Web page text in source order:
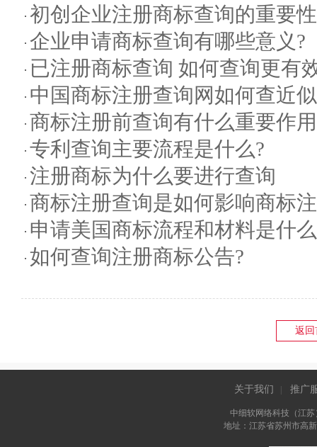
初创企业注册商标查询的重要
企业申请商标查询有哪些意义?
已注册商标查询 如何查询更有
中国商标注册查询网如何查近
商标注册前查询有什么重要作
专利查询主要流程是什么?
注册商标为什么要进行查询
商标注册查询是如何影响商标
申请美国商标流程和材料是什么
如何查询注册商标公告?
返回
关于我们 推广
中细软网络科技（江
地址：江苏省苏州市高